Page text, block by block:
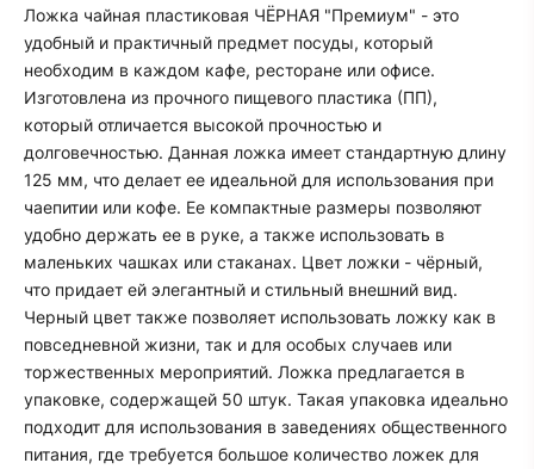
Ложка чайная пластиковая ЧЁРНАЯ "Премиум" - это
удобный и практичный предмет посуды, который
необходим в каждом кафе, ресторане или офисе.
Изготовлена из прочного пищевого пластика (ПП),
который отличается высокой прочностью и
долговечностью. Данная ложка имеет стандартную длину
125 мм, что делает ее идеальной для использования при
чаепитии или кофе. Ее компактные размеры позволяют
удобно держать ее в руке, а также использовать в
маленьких чашках или стаканах. Цвет ложки - чёрный,
что придает ей элегантный и стильный внешний вид.
Черный цвет также позволяет использовать ложку как в
повседневной жизни, так и для особых случаев или
торжественных мероприятий. Ложка предлагается в
упаковке, содержащей 50 штук. Такая упаковка идеально
подходит для использования в заведениях общественного
питания, где требуется большое количество ложек для